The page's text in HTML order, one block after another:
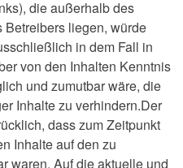
die außerhalb des
liegen, würde
in dem Fall in
von den Inhalten Kenntnis
und zumutbar wäre, die
Inhalte zu verhindern.Der
dass zum Zeitpunkt
Inhalte auf den zu
waren. Auf die aktuelle und